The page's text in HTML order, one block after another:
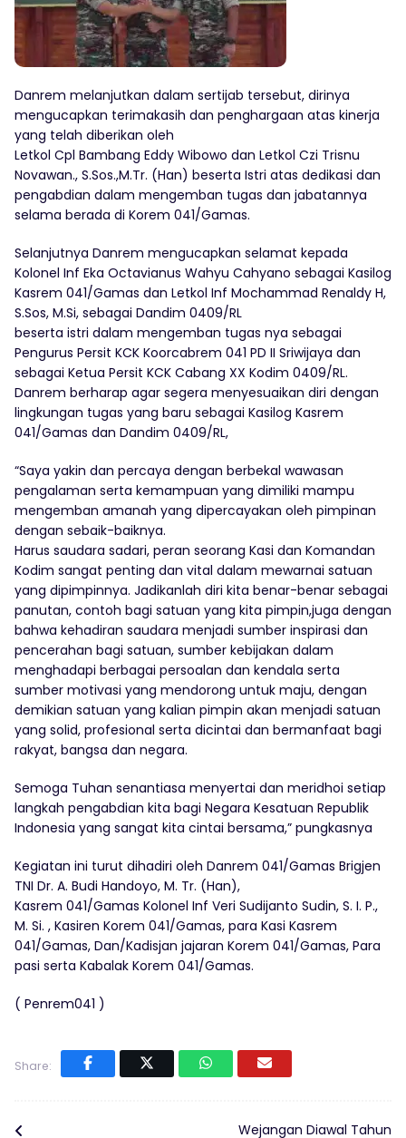
Danrem melanjutkan dalam sertijab tersebut, dirinya
mengucapkan terimakasih dan penghargaan atas kinerja
yang telah diberikan oleh
Letkol Cpl Bambang Eddy Wibowo dan Letkol Czi Trisnu
Novawan., S.Sos.,M.Tr. (Han) beserta Istri atas dedikasi dan
pengabdian dalam mengemban tugas dan jabatannya
selama berada di Korem 041/Gamas.
Selanjutnya Danrem mengucapkan selamat kepada
Kolonel Inf Eka Octavianus Wahyu Cahyano sebagai Kasilog
Kasrem 041/Gamas dan Letkol Inf Mochammad Renaldy H,
S.Sos, M.Si, sebagai Dandim 0409/RL
beserta istri dalam mengemban tugas nya sebagai
Pengurus Persit KCK Koorcabrem 041 PD II Sriwijaya dan
sebagai Ketua Persit KCK Cabang XX Kodim 0409/RL.
Danrem berharap agar segera menyesuaikan diri dengan
lingkungan tugas yang baru sebagai Kasilog Kasrem
041/Gamas dan Dandim 0409/RL,
“Saya yakin dan percaya dengan berbekal wawasan
pengalaman serta kemampuan yang dimiliki mampu
mengemban amanah yang dipercayakan oleh pimpinan
dengan sebaik-baiknya.
Harus saudara sadari, peran seorang Kasi dan Komandan
Kodim sangat penting dan vital dalam mewarnai satuan
yang dipimpinnya. Jadikanlah diri kita benar-benar sebagai
panutan, contoh bagi satuan yang kita pimpin,juga dengan
bahwa kehadiran saudara menjadi sumber inspirasi dan
pencerahan bagi satuan, sumber kebijakan dalam
menghadapi berbagai persoalan dan kendala serta
sumber motivasi yang mendorong untuk maju, dengan
demikian satuan yang kalian pimpin akan menjadi satuan
yang solid, profesional serta dicintai dan bermanfaat bagi
rakyat, bangsa dan negara.
Semoga Tuhan senantiasa menyertai dan meridhoi setiap
langkah pengabdian kita bagi Negara Kesatuan Republik
Indonesia yang sangat kita cintai bersama,” pungkasnya
Kegiatan ini turut dihadiri oleh Danrem 041/Gamas Brigjen
TNI Dr. A. Budi Handoyo, M. Tr. (Han),
Kasrem 041/Gamas Kolonel Inf Veri Sudijanto Sudin, S. I. P.,
M. Si. , Kasiren Korem 041/Gamas, para Kasi Kasrem
041/Gamas, Dan/Kadisjan jajaran Korem 041/Gamas, Para
pasi serta Kabalak Korem 041/Gamas.
( Penrem041 )
Share:
Wejangan Diawal Tahun